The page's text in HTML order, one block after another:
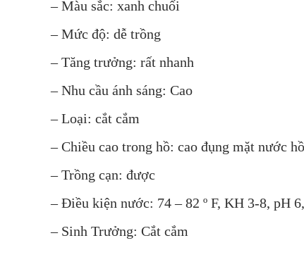
– Màu sắc: xanh chuối
– Mức độ: dễ trồng
– Tăng trưởng: rất nhanh
– Nhu cầu ánh sáng: Cao
– Loại: cắt cắm
– Chiều cao trong hồ: cao đụng mặt nước hồ
– Trồng cạn: được
– Điều kiện nước: 74 – 82 º F, KH 3-8, pH
– Sinh Trưởng: Cắt cắm